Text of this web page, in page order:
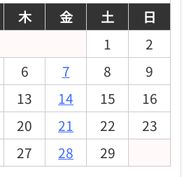
木 金 土
日
1
2
6 7 8
9
13 14 15
16
20 21 22
23
27 28 29